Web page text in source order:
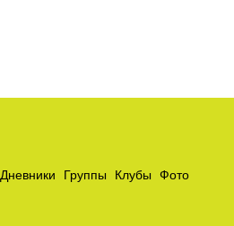
Дневники Группы Клубы
Фото